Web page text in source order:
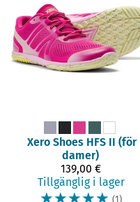
Xero Shoes HFS II (för
damer)
139,00 €
Tillgänglig i lager